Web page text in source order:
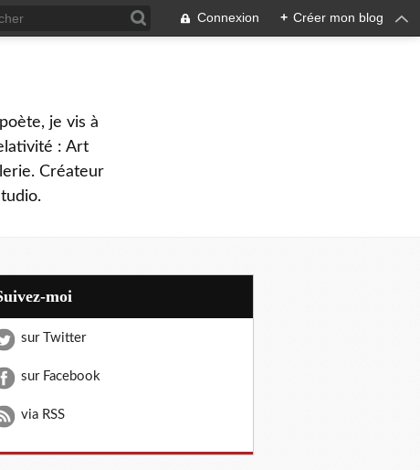
Connexion + Créer mon blog
je vis à
: Art
Créateur
Suivez-moi
sur Twitter
sur Facebook
via RSS